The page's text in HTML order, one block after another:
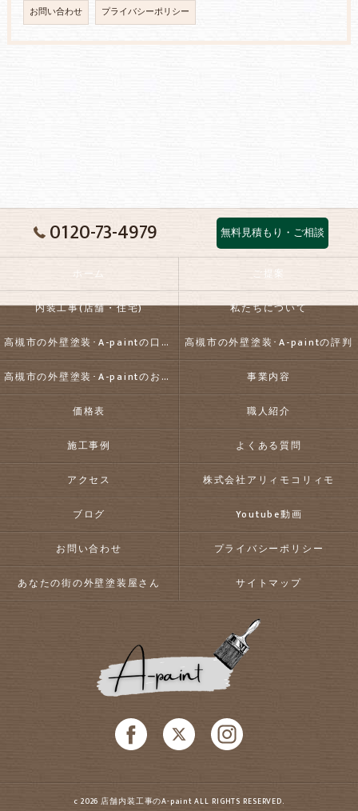
お問い合わせ プライバシーポリシー
0120-73-4979 無料見積もり・ご相談
ホーム ご提案
内装工事(店舗・住宅) 私たちについて
高槻市の外壁塗装･A-paintの口コミ情報 高槻市の外壁塗装･A-paintの評判
高槻市の外壁塗装･A-paintのお客様の声 事業内容
価格表 職人紹介
施工事例 よくある質問
アクセス 株式会社アリィモコリィモ
ブログ Youtube動画
お問い合わせ プライバシーポリシー
あなたの街の外壁塗装屋さん サイトマップ
c 2026 店舗内装工事のA-paint ALL RIGHTS RESERVED.